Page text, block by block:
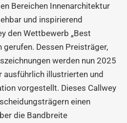
Bereichen Innenarchitektur
und inspirierend
den Wettbewerb „Best
gerufen. Dessen Preisträger,
werden nun 2025
ausführlich illustrierten und
vorgestellt. Dieses Callwey
einen
die Bandbreite